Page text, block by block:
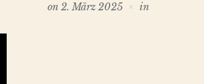
on 2. März 2025 in